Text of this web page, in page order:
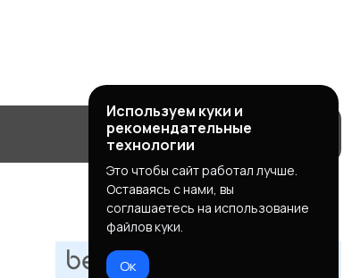
Используем куки и
рекомендательные
технологии
Это чтобы сайт работал лучше.
Оставаясь с нами, вы
соглашаетесь на использование
файлов куки.
Ок